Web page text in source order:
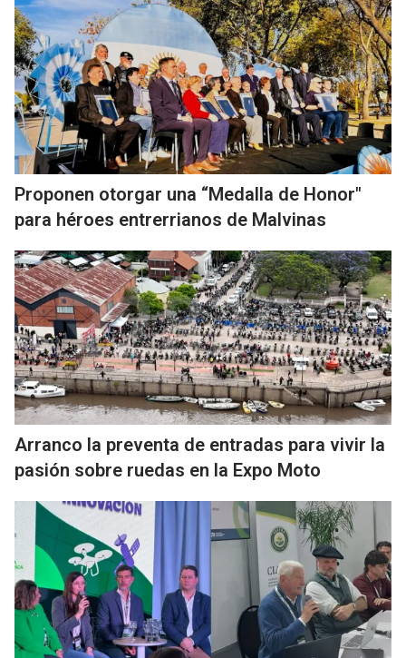
Proponen otorgar una “Medalla de Honor"
para héroes entrerrianos de Malvinas
Arranco la preventa de entradas para vivir la
pasión sobre ruedas en la Expo Moto